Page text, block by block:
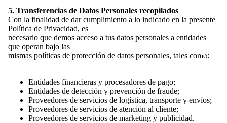
SHOP
5. Transferencias de Datos Personales recopilados
Con la finalidad de dar cumplimiento a lo indicado en la presente
Política de Privacidad, es
necesario que demos acceso a tus datos personales a entidades
que operan bajo las
mismas políticas de protección de datos personales, tales como:
Entidades financieras y procesadores de pago;
Entidades de detección y prevención de fraude;
Proveedores de servicios de logística, transporte y envíos;
Proveedores de servicios de atención al cliente;
Proveedores de servicios de marketing y publicidad.